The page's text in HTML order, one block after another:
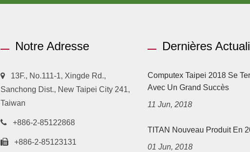
Notre Adresse
13F., No.111-1, Xingde Rd.,
Sanchong Dist., New Taipei City 241,
Taiwan
+886-2-85122868
+886-2-85123131
Dernières
Computex Taipei 2018 Se
Avec Un Grand Succès
11 Jun, 2018
TITAN Nouveau Produit En
01 Jun, 2018